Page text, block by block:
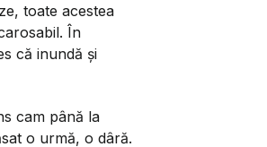
toate acestea
În
că inundă și
cam până la
o urmă, o dâră.